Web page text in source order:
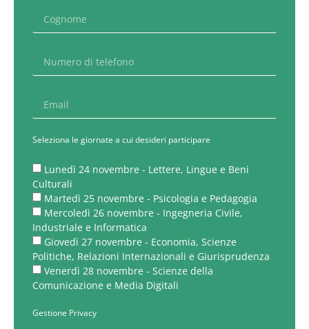
Seleziona le giornate a cui desideri participare
Lunedì 24 novembre - Lettere, Lingue e Beni
Culturali
Martedì 25 novembre - Psicologia e Pedagogia
Mercoledì 26 novembre - Ingegneria Civile,
Industriale e Informatica
Giovedì 27 novembre - Economia, Scienze
Politiche, Relazioni Internazionali e Giurisprudenza
Venerdì 28 novembre - Scienze della
Comunicazione e Media Digitali
Gestione Privacy